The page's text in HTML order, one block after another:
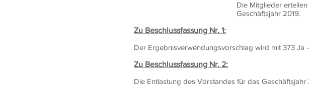
Die Mitglieder erteilen dem
Geschäftsjahr 2019.
Zu Beschlussfassung Nr. 1:
Der Ergebnisverwendungsvorschlag wird mit 373 Ja
Zu Beschlussfassung Nr. 2:
Die Entlastung des Vorstandes für das